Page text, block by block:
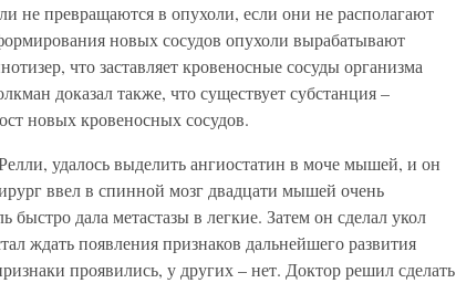
не превращаются в опухоли, если они не располагают
новых сосудов опухоли вырабатывают
что заставляет кровеносные сосуды организма
доказал также, что существует субстанция –
новых кровеносных сосудов.
удалось выделить ангиостатин в моче мышей, и он
ввел в спинной мозг двадцати мышей очень
быстро дала метастазы в легкие. Затем он сделал укол
ждать появления признаков дальнейшего развития
проявились, у других – нет. Доктор решил сделать